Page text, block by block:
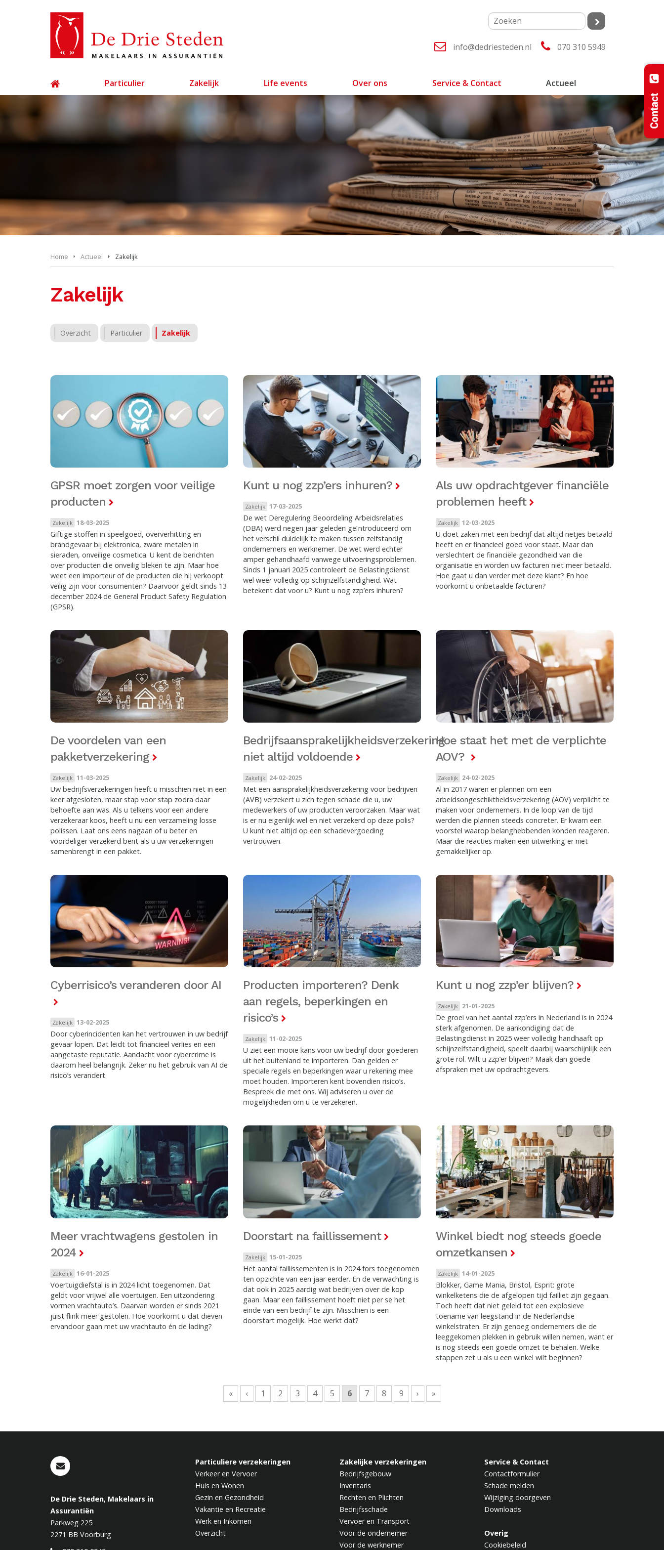
info@dedriesteden.nl 070 310 5949
Particulier Zakelijk Life events Over ons Service & Contact Actueel
Home Actueel Zakelijk
Zakelijk
Overzicht Particulier Zakelijk
GPSR moet zorgen voor veilige
producten
Zakelijk 18-03-2025
Giftige stoffen in speelgoed, oververhitting en
brandgevaar bij elektronica, zware metalen in
sieraden, onveilige cosmetica. U kent de berichten
over producten die onveilig bleken te zijn. Maar hoe
weet een importeur of de producten die hij verkoopt
veilig zijn voor consumenten? Daarvoor geldt sinds 13
december 2024 de General Product Safety Regulation
(GPSR).
Kunt u nog zzp’ers inhuren?
Zakelijk 17-03-2025
De wet Deregulering Beoordeling Arbeidsrelaties
(DBA) werd negen jaar geleden geïntroduceerd om
het verschil duidelijk te maken tussen zelfstandig
ondernemers en werknemer. De wet werd echter
amper gehandhaafd vanwege uitvoeringsproblemen.
Sinds 1 januari 2025 controleert de Belastingdienst
wel weer volledig op schijnzelfstandigheid. Wat
betekent dat voor u? Kunt u nog zzp’ers inhuren?
Als uw opdrachtgever financiële
problemen heeft
Zakelijk 12-03-2025
U doet zaken met een bedrijf dat altijd netjes betaald
heeft en er financieel goed voor staat. Maar dan
verslechtert de financiële gezondheid van die
organisatie en worden uw facturen niet meer betaald.
Hoe gaat u dan verder met deze klant? En hoe
voorkomt u onbetaalde facturen?
De voordelen van een
pakketverzekering
Zakelijk 11-03-2025
Uw bedrijfsverzekeringen heeft u misschien niet in een
keer afgesloten, maar stap voor stap zodra daar
behoefte aan was. Als u telkens voor een andere
verzekeraar koos, heeft u nu een verzameling losse
polissen. Laat ons eens nagaan of u beter en
voordeliger verzekerd bent als u uw verzekeringen
samenbrengt in een pakket.
Bedrijfsaansprakelijkheidsverzekering
niet altijd voldoende
Zakelijk 24-02-2025
Met een aansprakelijkheidsverzekering voor bedrijven
(AVB) verzekert u zich tegen schade die u, uw
medewerkers of uw producten veroorzaken. Maar wat
is er nu eigenlijk wel en niet verzekerd op deze polis?
U kunt niet altijd op een schadevergoeding
vertrouwen.
Hoe staat het met de verplichte
AOV?
Zakelijk 24-02-2025
Al in 2017 waren er plannen om een
arbeidsongeschiktheidsverzekering (AOV) verplicht te
maken voor ondernemers. In de loop van de tijd
werden die plannen steeds concreter. Er kwam een
voorstel waarop belanghebbenden konden reageren.
Maar die reacties maken een uitwerking er niet
gemakkelijker op.
Cyberrisico’s veranderen door AI
Zakelijk 13-02-2025
Door cyberincidenten kan het vertrouwen in uw bedrijf
gevaar lopen. Dat leidt tot financieel verlies en een
aangetaste reputatie. Aandacht voor cybercrime is
daarom heel belangrijk. Zeker nu het gebruik van AI de
risico’s verandert.
Producten importeren? Denk
aan regels, beperkingen en
risico’s
Zakelijk 11-02-2025
U ziet een mooie kans voor uw bedrijf door goederen
uit het buitenland te importeren. Dan gelden er
speciale regels en beperkingen waar u rekening mee
moet houden. Importeren kent bovendien risico’s.
Bespreek die met ons. Wij adviseren u over de
mogelijkheden om u te verzekeren.
Kunt u nog zzp’er blijven?
Zakelijk 21-01-2025
De groei van het aantal zzp’ers in Nederland is in 2024
sterk afgenomen. De aankondiging dat de
Belastingdienst in 2025 weer volledig handhaaft op
schijnzelfstandigheid, speelt daarbij waarschijnlijk een
grote rol. Wilt u zzp’er blijven? Maak dan goede
afspraken met uw opdrachtgevers.
Meer vrachtwagens gestolen in
2024
Zakelijk 16-01-2025
Voertuigdiefstal is in 2024 licht toegenomen. Dat
geldt voor vrijwel alle voertuigen. Een uitzondering
vormen vrachtauto’s. Daarvan worden er sinds 2021
juist flink meer gestolen. Hoe voorkomt u dat dieven
ervandoor gaan met uw vrachtauto én de lading?
Doorstart na faillissement
Zakelijk 15-01-2025
Het aantal faillissementen is in 2024 fors toegenomen
ten opzichte van een jaar eerder. En de verwachting is
dat ook in 2025 aardig wat bedrijven over de kop
gaan. Maar een faillissement hoeft niet per se het
einde van een bedrijf te zijn. Misschien is een
doorstart mogelijk. Hoe werkt dat?
Winkel biedt nog steeds goede
omzetkansen
Zakelijk 14-01-2025
Blokker, Game Mania, Bristol, Esprit: grote
winkelketens die de afgelopen tijd failliet zijn gegaan.
Toch heeft dat niet geleid tot een explosieve
toename van leegstand in de Nederlandse
winkelstraten. Er zijn genoeg ondernemers die de
leeggekomen plekken in gebruik willen nemen, want er
is nog steeds een goede omzet te behalen. Welke
stappen zet u als u een winkel wilt beginnen?
« ‹ 1 2 3 4 5 6 7 8 9 › »
De Drie Steden, Makelaars in
Assurantiën
Parkweg 225
2271 BB Voorburg
Particuliere verzekeringen
Verkeer en Vervoer
Huis en Wonen
Gezin en Gezondheid
Vakantie en Recreatie
Werk en Inkomen
Overzicht
Zakelijke verzekeringen
Bedrijfsgebouw
Inventaris
Rechten en Plichten
Bedrijfsschade
Vervoer en Transport
Voor de ondernemer
Voor de werknemer
Service & Contact
Contactformulier
Schade melden
Wijziging doorgeven
Downloads
Overig
Cookiebeleid